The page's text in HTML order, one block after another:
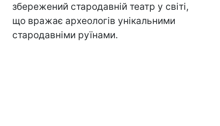
збережений стародавній театр у світі,
що вражає археологів унікальними
стародавніми руїнами.